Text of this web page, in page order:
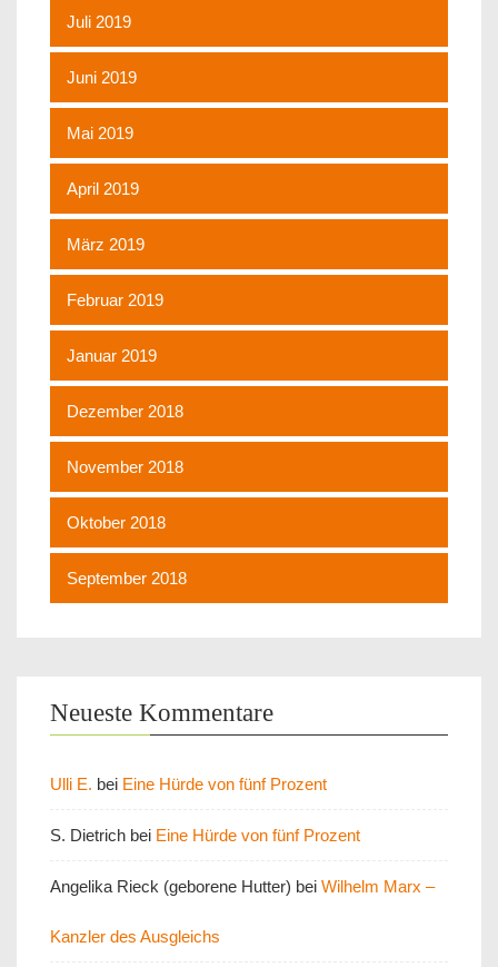
Juli 2019
Juni 2019
Mai 2019
April 2019
März 2019
Februar 2019
Januar 2019
Dezember 2018
November 2018
Oktober 2018
September 2018
Neueste Kommentare
Ulli E. bei Eine Hürde von fünf Prozent
S. Dietrich bei Eine Hürde von fünf Prozent
Angelika Rieck (geborene Hutter) bei Wilhelm Marx –
Kanzler des Ausgleichs